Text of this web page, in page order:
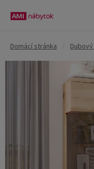
Domácí stránka